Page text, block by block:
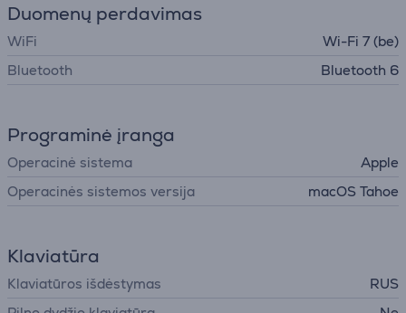
Duomenų perdavimas
WiFi
Wi-Fi 7 (be)
Bluetooth
Bluetooth 6
Programinė įranga
Operacinė sistema
Apple
Operacinės sistemos versija
macOS Tahoe
Klaviatūra
Klaviatūros išdėstymas
RUS